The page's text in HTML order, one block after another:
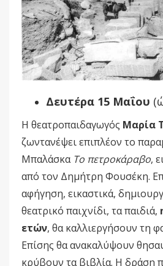
Δευτέρα 15 Μαΐου
Η θεατροπαιδαγωγός Μαρία
ζωντανέψει επιπλέον το
Μπαλάσκα Το πετροκάραβο,
από τον Δημήτρη Φουσέκη.
αφήγηση, εικαστικά,
θεατρικό παιχνίδι, τα παιδιά,
ετών, θα καλλιεργήσουν τη
Επίσης θα ανακαλύψουν
κρύβουν τα βιβλία. Η δράση